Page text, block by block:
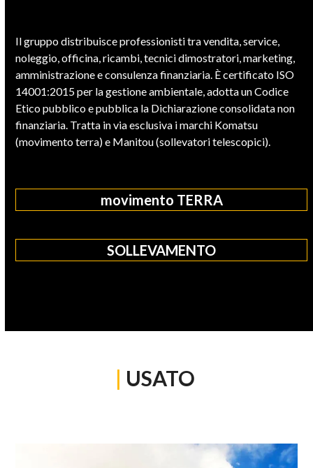
Il gruppo distribuisce professionisti tra vendita, service,
noleggio, officina, ricambi, tecnici dimostratori, marketing,
amministrazione e consulenza finanziaria. È certificato ISO
14001:2015 per la gestione ambientale, adotta un Codice
Etico pubblico e pubblica la Dichiarazione consolidata non
finanziaria. Tratta in via esclusiva i marchi Komatsu
(movimento terra) e Manitou (sollevatori telescopici).
movimento TERRA
SOLLEVAMENTO
| USATO